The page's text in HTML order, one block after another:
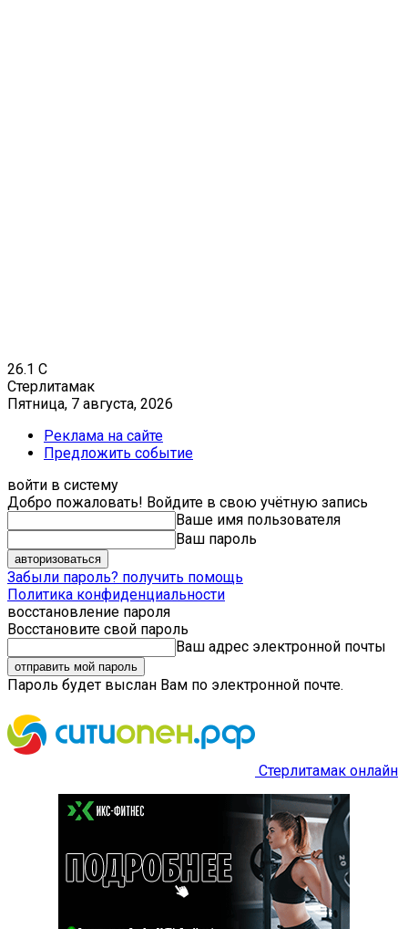
26.1 C
Стерлитамак
Пятница, 7 августа, 2026
Реклама на сайте
Предложить событие
войти в систему
Добро пожаловать! Войдите в свою учётную запись
Ваше имя пользователя
Ваш пароль
Забыли пароль? получить помощь
Политика конфиденциальности
восстановление пароля
Восстановите свой пароль
Ваш адрес электронной почты
Пароль будет выслан Вам по электронной почте.
Стерлитамак онлайн